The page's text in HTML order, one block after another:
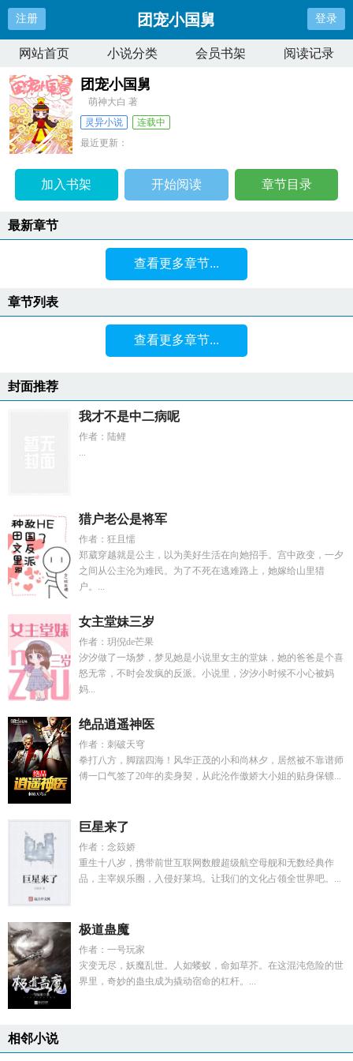
注册 团宠小国舅 登录
网站首页 小说分类 会员书架 阅读记录
团宠小国舅
萌神大白 著
灵异小说
连载中
最近更新：
加入书架 开始阅读 章节目录
最新章节
查看更多章节...
章节列表
查看更多章节...
封面推荐
我才不是中二病呢
作者：陆鲤
...
猎户老公是将军
作者：狂且懦
郑葳穿越就是公主，以为美好生活在向她招手。宫中政变，一夕
之间从公主沦为难民。为了不死在逃难路上，她嫁给山里猎
户。...
女主堂妹三岁
作者：玥倪de芒果
汐汐做了一场梦，梦见她是小说里女主的堂妹，她的爸爸是个喜
怒无常，不时会发疯的反派。小说里，汐汐小时候不小心被妈
妈...
绝品逍遥神医
作者：刺破天穹
拳打八方，脚踹四海！风华正茂的小和尚林夕，居然被不靠谱师
傅一口气签了20年的卖身契，从此沦作傲娇大小姐的贴身保镖...
巨星来了
作者：念笯娇
重生十八岁，携带前世互联网数艘超级航空母舰和无数经典作
品，主宰娱乐圈，入侵好莱坞。让我们的文化占领全世界吧。...
极道蛊魔
作者：一号玩家
灾变无尽，妖魔乱世。人如蝼蚁，命如草芥。在这混沌危险的世
界里，奇妙的蛊虫成为撬动宿命的杠杆。...
相邻小说